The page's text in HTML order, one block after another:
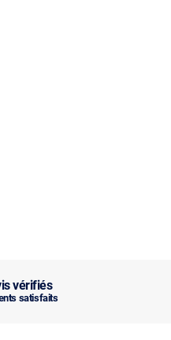
vérifiés
satisfaits